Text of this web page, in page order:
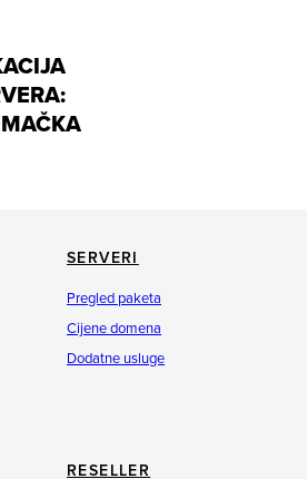
SERVERI
Pregled paketa
Cijene domena
Dodatne usluge
RESELLER